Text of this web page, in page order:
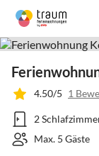
4.50/5 1
2
Max. 5 Gäste